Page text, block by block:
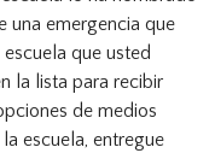
una emergencia que
que usted
la lista para recibir
de medios
escuela, entregue